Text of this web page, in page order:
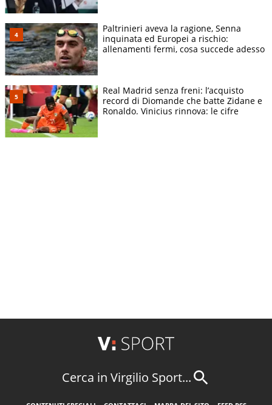
Paltrinieri aveva la ragione, Senna
inquinata ed Europei a rischio:
allenamenti fermi, cosa succede adesso
Real Madrid senza freni: l’acquisto
record di Diomande che batte Zidane e
Ronaldo. Vinicius rinnova: le cifre
Cerca in Virgilio Sport...